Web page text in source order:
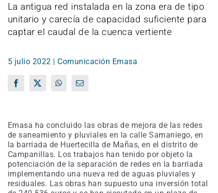
La antigua red instalada en la zona era de tipo
unitario y carecía de capacidad suficiente para
captar el caudal de la cuenca vertiente
5 julio 2022 | Comunicación Emasa
Facebook
X WhatsAppCorreo
Emasa ha concluido las obras de mejora de las redes
de saneamiento y pluviales en la calle Samaniego, en
la barriada de Huertecilla de Mañas, en el distrito de
Campanillas. Los trabajos han tenido por objeto la
potenciación de la separación de redes en la barriada
implementando una nueva red de aguas pluviales y
residuales. Las obras han supuesto una inversión total